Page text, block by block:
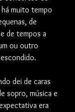
muito tempo
de
de tempos a
ou outro
dei de caras
sopro, música e
era